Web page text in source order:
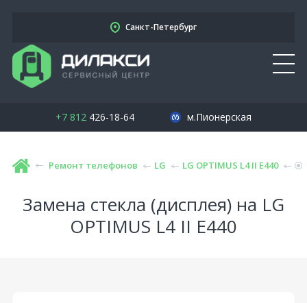
Санкт-Петербург
+7 812426-18-64 м.Пионерская
Ремонт телефонов LG LG OPTIMUS L4 II E440
Замена стекла (дисплея) на LG
OPTIMUS L4 II E440